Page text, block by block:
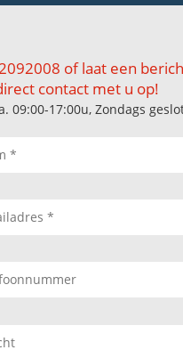
of laat een
contact met u op!
09:00-17:00u, Zondags